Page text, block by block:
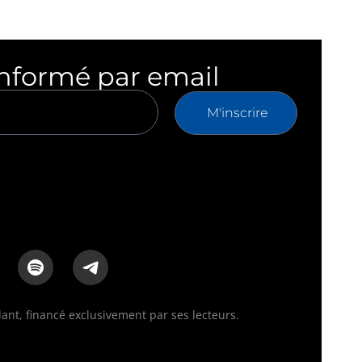
par email
M'inscrire
financé exclusivement par ses lecteurs.